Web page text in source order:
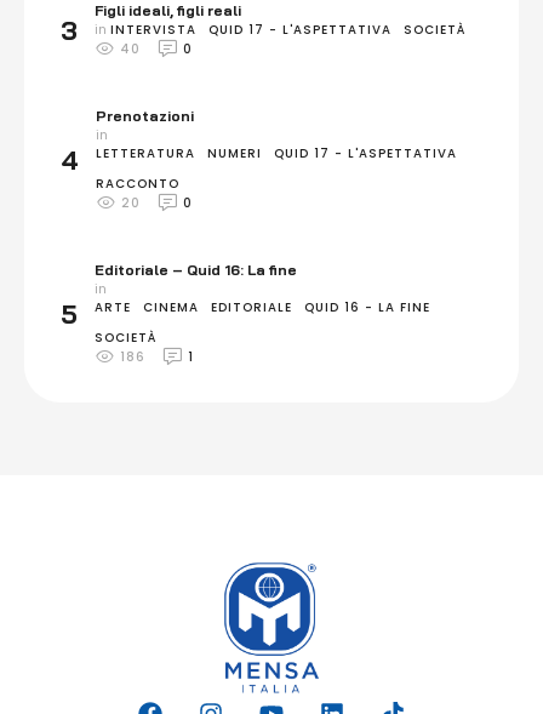
3
Figli ideali, figli reali
in INTERVISTA QUID 17 - L'ASPETTATIVA
SOCIETÀ
40
0
4
Prenotazioni
in
LETTERATURA
NUMERI
QUID 17 - L'ASPETTATIVA
RACCONTO
20
0
5
Editoriale – Quid 16: La fine
in
ARTE
CINEMA EDITORIALE
QUID 16 - LA FINE
SOCIETÀ
186
1